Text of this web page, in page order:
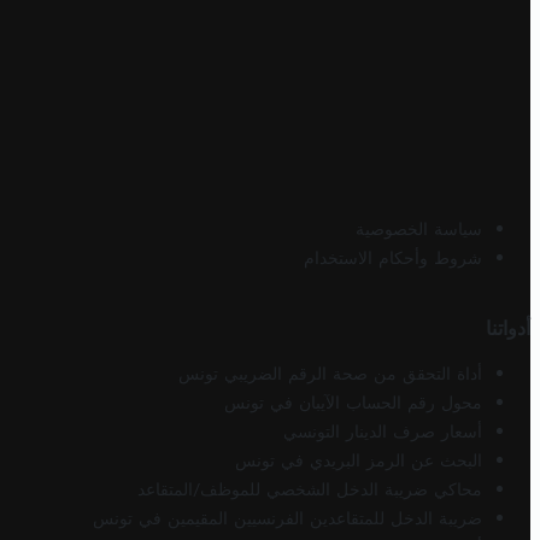
سياسة الخصوصية
شروط وأحكام الاستخدام
أدواتنا
أداة التحقق من صحة الرقم الضريبي تونس
محول رقم الحساب الآيبان في تونس
أسعار صرف الدينار التونسي
البحث عن الرمز البريدي في تونس
محاكي ضريبة الدخل الشخصي للموظف/المتقاعد
ضريبة الدخل للمتقاعدين الفرنسيين المقيمين في تونس